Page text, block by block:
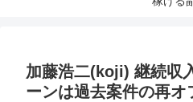
加藤浩二(koji) 継続収
ーンは過去案件の再